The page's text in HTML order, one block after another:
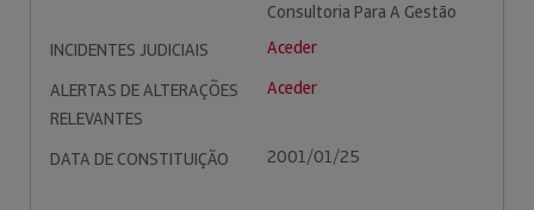
Consultoria Para A Gestão
INCIDENTES JUDICIAIS
Aceder
ALERTAS DE ALTERAÇÕES
RELEVANTES
Aceder
DATA DE CONSTITUIÇÃO 2001/01/25